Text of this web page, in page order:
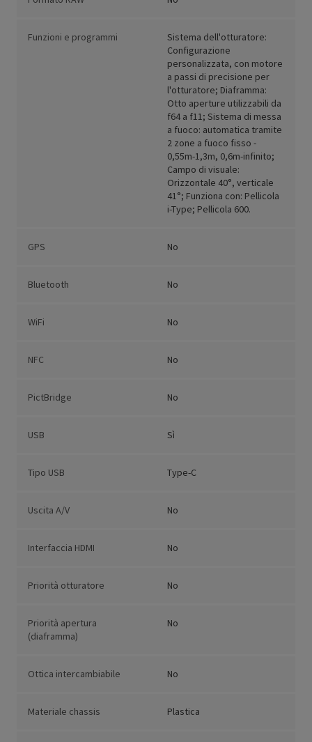
Funzioni e programmi
Sistema dell'otturatore:
Configurazione
personalizzata, con motore
a passi di precisione per
l'otturatore; Diaframma:
Otto aperture utilizzabili da
f64 a f11; Sistema di messa
a fuoco: automatica tramite
2 zone a fuoco fisso -
0,55m-1,3m, 0,6m-infinito;
Campo di visuale:
Orizzontale 40°, verticale
41°; Funziona con: Pellicola
i-Type; Pellicola 600.
GPS No
Bluetooth No
WiFi No
NFC No
PictBridge No
USB Sì
Tipo USB Type-C
Uscita A/V No
Interfaccia HDMI No
Priorità otturatore No
Priorità apertura
(diaframma)
No
Ottica intercambiabile No
Materiale chassis Plastica